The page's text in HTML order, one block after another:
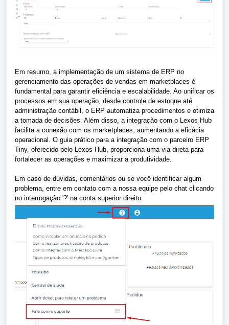
Em resumo, a implementação de um sistema de ERP no
gerenciamento das operações de vendas em marketplaces é
fundamental para garantir eficiência e escalabilidade. Ao unificar os
processos em sua operação, desde controle de estoque até
administração contábil, o ERP automatiza procedimentos e otimiza
a tomada de decisões. Além disso, a integração com o Lexos Hub
facilita a conexão com os marketplaces, aumentando a eficácia
operacional. O guia prático para a integração com o parceiro ERP
Tiny, oferecido pelo Lexos Hub, proporciona uma via direta para
fortalecer as operações e maximizar a produtividade.
Em caso de dúvidas, comentários ou se você identificar algum
problema, entre em contato com a nossa equipe pelo chat clicando
no interrogação '?' na conta superior direito.